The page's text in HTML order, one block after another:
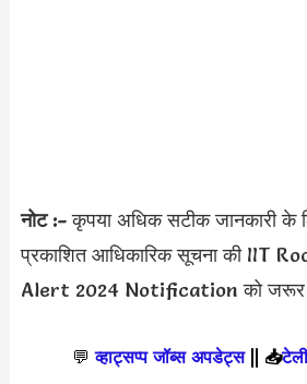
नोट :-कृपया अधिक सटीक जानकारी के
प्रकाशित आधिकारिक सूचना की IIT
Alert 2024 Notification को
💬 व्हाट्सप्प जॉब्स अपडेट्स|| 📥